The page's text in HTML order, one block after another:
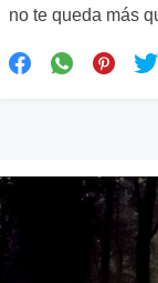
no te queda más